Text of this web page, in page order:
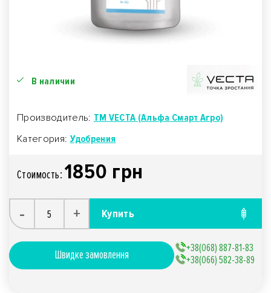
В наличии
Производитель: TM VECTA (Альфа Смарт Агро)
Категория: Удобрения
Стоимость: 1850 грн
- + Купить
Швидке замовлення
+38(068) 887-81-83
+38(066) 582-38-89